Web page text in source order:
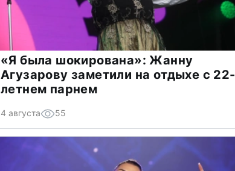
«Я была шокирована»: Жанну
Агузарову заметили на отдыхе с 22-
летнем парнем
4 августа 55